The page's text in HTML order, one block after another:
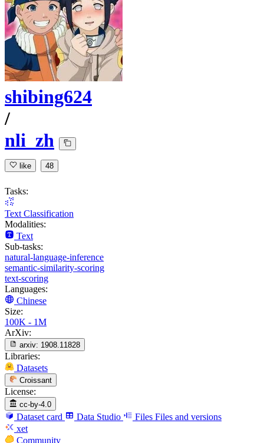
shibing624
/
nli_zh
like 48
Tasks:
Text Classification
Modalities:
Text
Sub-tasks:
natural-language-inference
semantic-similarity-scoring
text-scoring
Languages:
Chinese
Size:
100K - 1M
ArXiv:
arxiv: 1908.11828
Libraries:
Datasets
Croissant
License:
cc-by-4.0
Dataset card Data Studio Files Files and versions
xet
Community